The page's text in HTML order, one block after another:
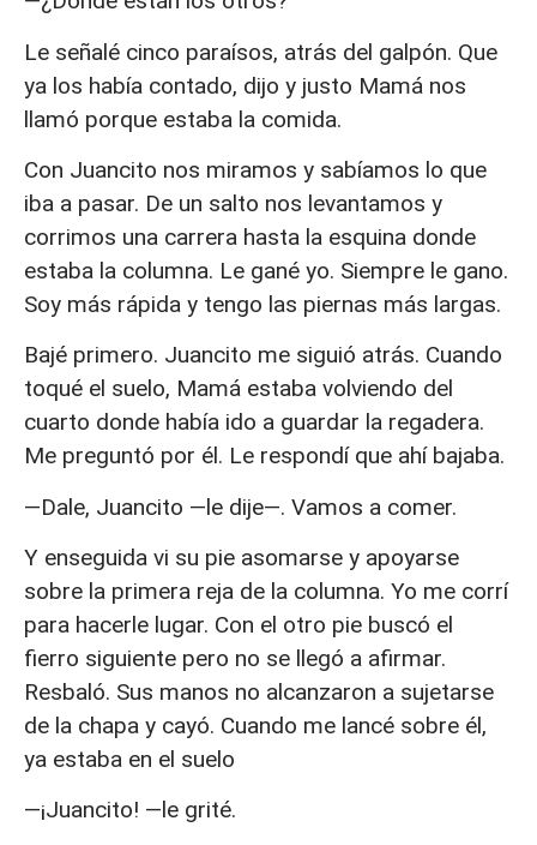
Le señalé cinco paraísos, atrás del galpón. Que
ya los había contado, dijo y justo Mamá nos
llamó porque estaba la comida.
Con Juancito nos miramos y sabíamos lo que
iba a pasar. De un salto nos levantamos y
corrimos una carrera hasta la esquina donde
estaba la columna. Le gané yo. Siempre le gano.
Soy más rápida y tengo las piernas más largas.
Bajé primero. Juancito me siguió atrás. Cuando
toqué el suelo, Mamá estaba volviendo del
cuarto donde había ido a guardar la regadera.
Me preguntó por él. Le respondí que ahí bajaba.
—Dale, Juancito —le dije—. Vamos a comer.
Y enseguida vi su pie asomarse y apoyarse
sobre la primera reja de la columna. Yo me corrí
para hacerle lugar. Con el otro pie buscó el
fierro siguiente pero no se llegó a afirmar.
Resbaló. Sus manos no alcanzaron a sujetarse
de la chapa y cayó. Cuando me lancé sobre él,
ya estaba en el suelo
—¡Juancito! —le grité.